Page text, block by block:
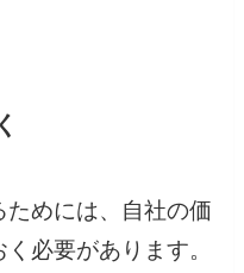
めには、自社の価
必要があります。